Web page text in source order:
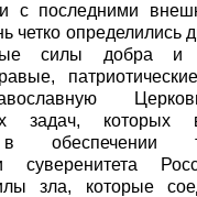
с последними
четко определились
силы добра
задач, которых
обеспечении
суверенитета
зла, которые